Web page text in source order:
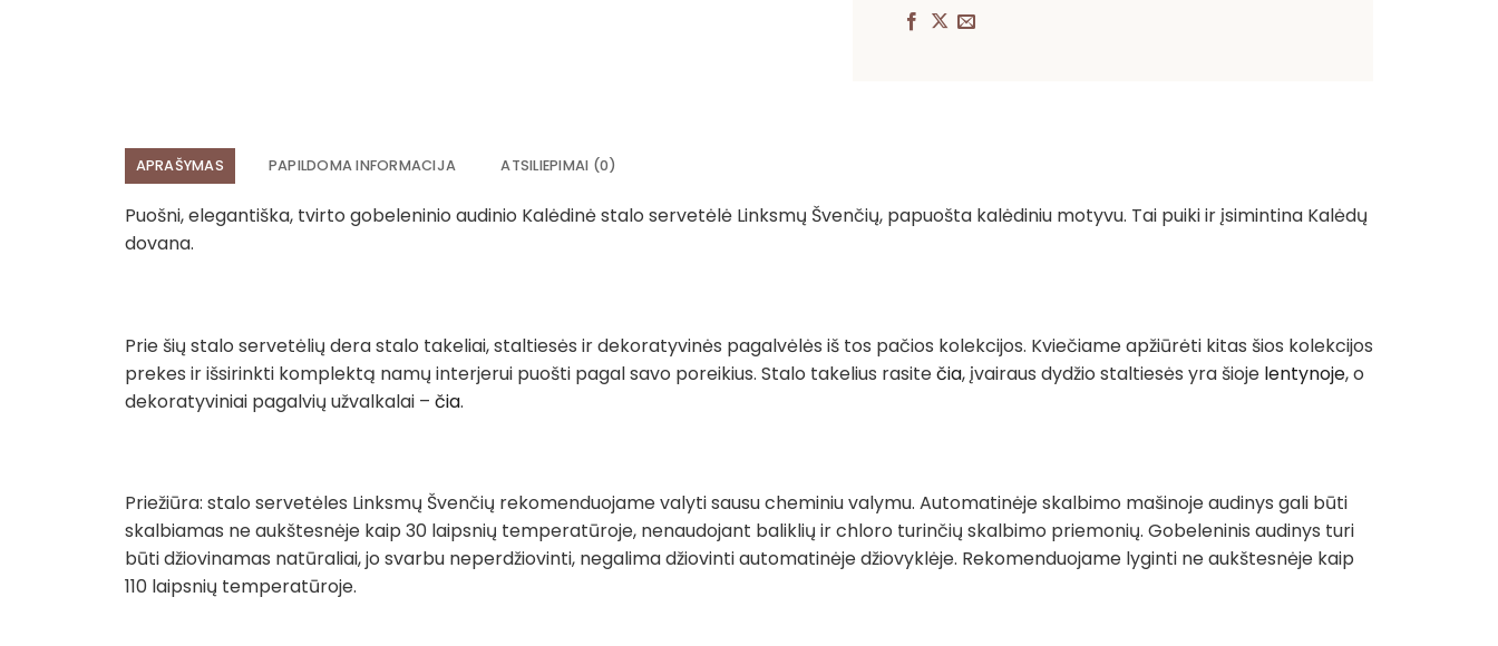
APRAŠYMAS PAPILDOMA INFORMACIJA ATSILIEPIMAI (0)
Puošni, elegantiška, tvirto gobeleninio audinio Kalėdinė stalo servetėlė Linksmų Švenčių, papuošta kalėdiniu motyvu. Tai puiki ir įsimintina Kalėdų
dovana.
Prie šių stalo servetėlių dera stalo takeliai, staltiesės ir dekoratyvinės pagalvėlės iš tos pačios kolekcijos. Kviečiame apžiūrėti kitas šios kolekcijos
prekes ir išsirinkti komplektą namų interjerui puošti pagal savo poreikius. Stalo takelius rasitečia, įvairaus dydžio staltiesės yra šioje lentynoje, o
dekoratyviniai pagalvių užvalkalai – čia.
Priežiūra: stalo servetėles Linksmų Švenčių rekomenduojame valyti sausu cheminiu valymu. Automatinėje skalbimo mašinoje audinys gali būti
skalbiamas ne aukštesnėje kaip 30 laipsnių temperatūroje, nenaudojant baliklių ir chloro turinčių skalbimo priemonių. Gobeleninis audinys turi
būti džiovinamas natūraliai, jo svarbu neperdžiovinti, negalima džiovinti automatinėje džiovyklėje. Rekomenduojame lyginti ne aukštesnėje kaip
110 laipsnių temperatūroje.